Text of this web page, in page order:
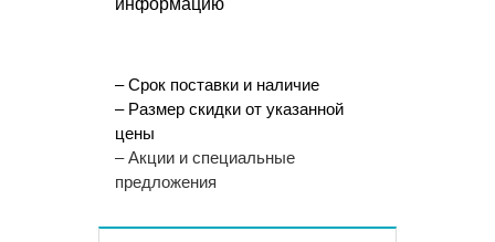
информацию
– Срок поставки и наличие
– Размер скидки от указанной
цены
– Акции и специальные
предложения